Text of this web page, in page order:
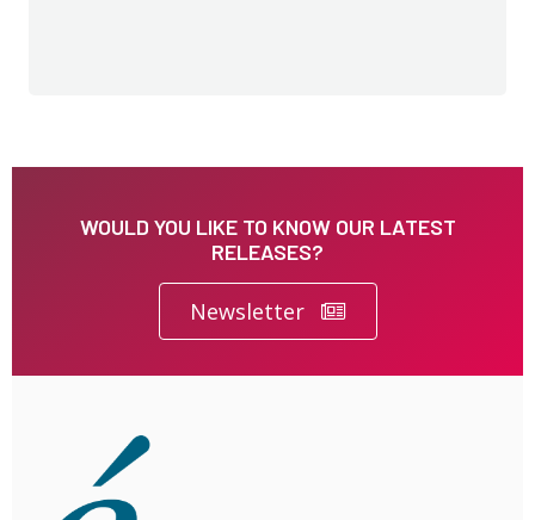
WOULD YOU LIKE TO KNOW OUR LATEST
RELEASES?
Newsletter